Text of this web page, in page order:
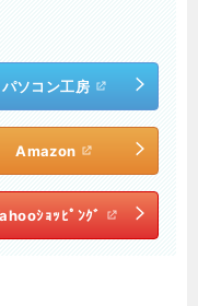
パソコン工房
Amazon
ｼｮｯﾋﾟﾝｸﾞ